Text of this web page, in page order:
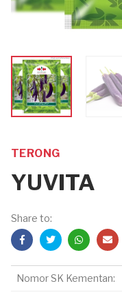
TERONG
YUVITA
Share to:
Nomor SK Kementan: